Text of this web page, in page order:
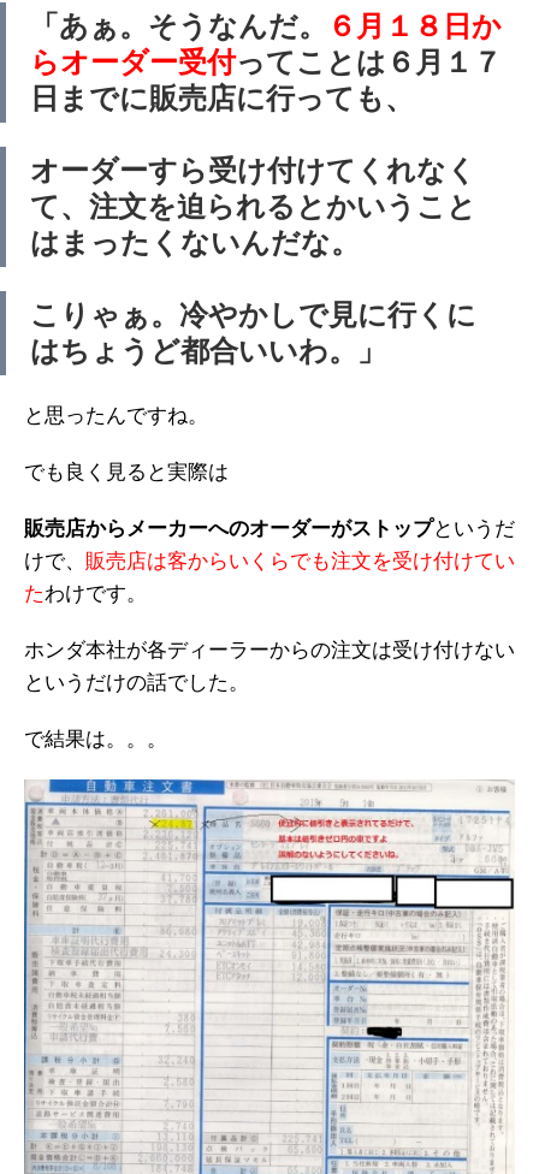
「あぁ。そうなんだ。
６月１８日か
らオーダー受付ってことは６月１７
日までに販売店に行っても、
オーダーすら受け付けてくれなく
て、注文を迫られるとかいうこと
はまったくないんだな。
こりゃぁ。冷やかしで見に行くに
はちょうど都合いいわ。」
と思ったんですね。
でも良く見ると実際は
販売店からメーカーへのオーダーがストップというだ
けで、 販売店は客からいくらでも注文を受け付けてい
たわけです。
ホンダ本社が各ディーラーからの注文は受け付けない
というだけの話でした。
で結果は。。。